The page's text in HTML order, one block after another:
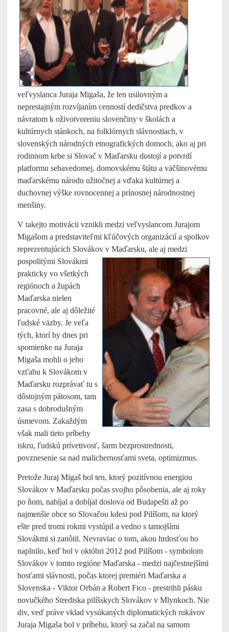
veľvyslanca Juraja Migaša, že len usilovným a
neprestajným rozvíjaním cenností dedičstva predkov a
návratom k oživotvoreniu slovenčiny v školách a
kultúrnych stánkoch, na folklórnych slávnostiach, v
slovenských národných etnografických domoch, ako aj pri
rodinnom krbe si Slovač v Maďarsku dostojí a potvrdí
platformu sebavedomej, domovskému štátu a väčšinovému
maďarskému národu užitočnej a vďaka kultúrnej a
duchovnej výške rovnocennej a prínosnej národnostnej
menšiny.
V takejto motivácii vznikli medzi veľvyslancom Jurajom
Migašom a predstaviteľmi kľúčových organizácií a spolkov
reprezentujúcich Slovákov v Maďarsku, ale aj medzi
pospolitými Slovákmi
prakticky vo všetkých
regiónoch a župách
Maďarska nielen
pracovné, ale aj dôležité
ľudské väzby. Je veľa
tých, ktorí by dnes pri
spomienke na Juraja
Migaša mohli o jeho
vzťahu k Slovákom v
Maďarsku rozprávať tu s
dôstojným pátosom, tam
zasa s dobrodušným
úsmevom. Zakaždým
však mali tieto príbehy
iskru, ľudskú prívetivosť, šarm bezprostrednosti,
povznesenie sa nad malichernosťami sveta, optimizmus.
Pretože Juraj Migaš bol ten, ktorý pozitívnou energiou
Slovákov v Maďarsku počas svojho pôsobenia, ale aj roky
po ňom, nabíjal a dobíjal doslova od Budapešti až po
najmenšie obce so Slovačou kdesi pod Pilíšom, na ktorý
ešte pred tromi rokmi vystúpil a vedno s tamojšími
Slovákmi si zanôtil. Nevraviac o tom, akou hrdosťou ho
naplnilo, keď bol v októbri 2012 pod Pilíšom - symbolom
Slovákov v tomto regióne Maďarska - medzi najčestnejšími
hosťami slávnosti, počas ktorej premiéri Maďarska a
Slovenska - Viktor Orbán a Robert Fico - prestrihli pásku
novučkého Strediska pilíšskych Slovákov v Mlynkoch. Nie
div, veď práve vklad vysúkaných diplomatických rukávov
Juraja Migaša bol v príbehu, ktorý sa začal na samom